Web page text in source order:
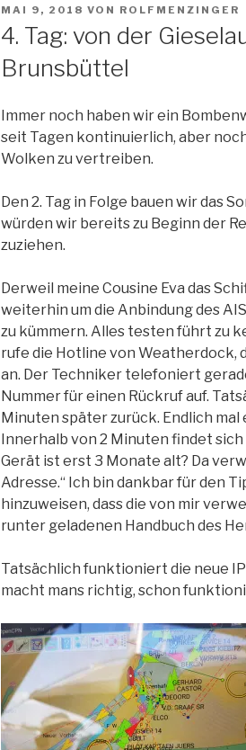
VERÖFFENTLICHT
MAI 9, 2018 VON ROLFMENZINGER
4. Tag: von der
Brunsbüttel
Immer noch haben wir ein
seit Tagen kontinuierlich, aber
Wolken zu vertreiben.
Den 2. Tag in Folge bauen wir das
würden wir bereits zu Beginn der
zuziehen.
Derweil meine Cousine Eva das
weiterhin um die Anbindung des
zu kümmern. Alles testen führt zu
rufe die Hotline von Weatherdock,
an. Der Techniker telefoniert
Nummer für einen Rückruf auf.
Minuten später zurück. Endlich
Innerhalb von 2 Minuten findet sich
Gerät ist erst 3 Monate alt? Da
Adresse.“ Ich bin dankbar für den
hinzuweisen, dass die von mir
runter geladenen Handbuch des
Tatsächlich funktioniert die neue
macht mans richtig, schon